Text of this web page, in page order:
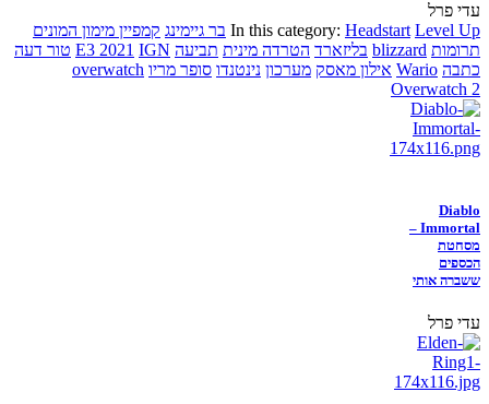
עדי פרל
In this category: Headstart Level Up בר גיימינג קמפיין מימון המונים
תרומות blizzard בליזארד הטרדה מינית תביעה E3 2021 IGN
טור דעה
כתבה Wario אילון מאסק מערכון נינטנדו סופר מריו overwatch
Overwatch 2
Diablo
Immortal –
מסחטת
הכספים
ששברה אותי
עדי פרל